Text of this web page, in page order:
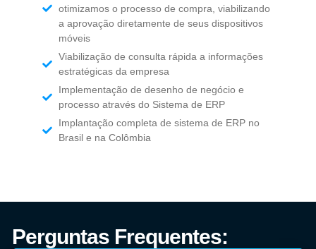
otimizamos o processo de compra, viabilizando
a aprovação diretamente de seus dispositivos
móveis
Viabilização de consulta rápida a informações
estratégicas da empresa
Implementação de desenho de negócio e
processo através do Sistema de ERP
Implantação completa de sistema de ERP no
Brasil e na Colômbia
Perguntas Frequentes: